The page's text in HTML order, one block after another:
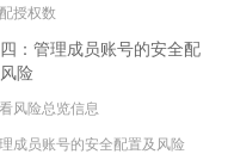
授权数
：管理成员账号的安全配
险
风险总览信息
成员账号的安全配置及风险
模型到应用全链提效
划
后返